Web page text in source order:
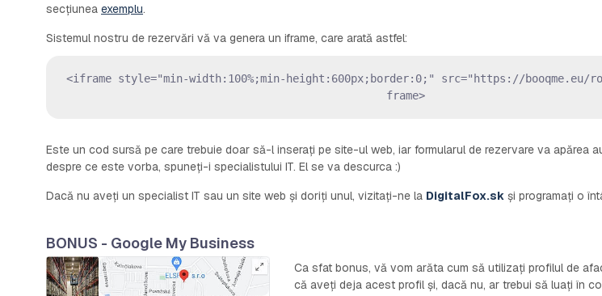
secțiunea exemplu.
Sistemul nostru de rezervări vă va genera un iframe, care arată astfel:
<iframe style="min-width:100%;min-height:600px;border:0;" src="https://booqme.eu/
frame>
Este un cod sursă pe care trebuie doar să-l inserați pe site-ul web, iar formularul de rezervare va apărea
despre ce este vorba, spuneți-i specialistului IT. El se va descurca :)
Dacă nu aveți un specialist IT sau un site web și doriți unul, vizitați-ne la DigitalFox.sk și programați o
BONUS - Google My Business
Ca sfat bonus, vă vom arăta cum să utilizați profilul de
că aveți deja acest profil și, dacă nu, ar trebui să luați în